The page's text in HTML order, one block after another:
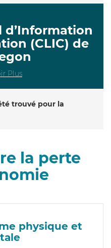
d’Information
(CLIC) de
Plus
trouvé pour la
la perte
physique et